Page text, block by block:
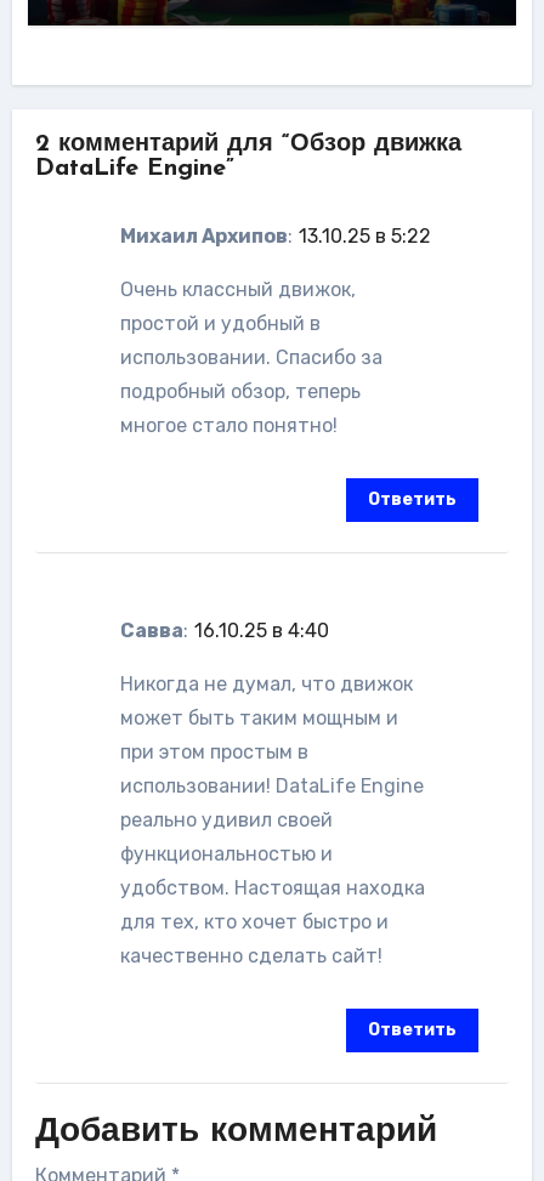
2 комментарий для “Обзор движка
DataLife Engine”
Михаил Архипов: 13.10.25 в 5:22
Очень классный движок,
простой и удобный в
использовании. Спасибо за
подробный обзор, теперь
многое стало понятно!
Ответить
Савва: 16.10.25 в 4:40
Никогда не думал, что движок
может быть таким мощным и
при этом простым в
использовании! DataLife Engine
реально удивил своей
функциональностью и
удобством. Настоящая находка
для тех, кто хочет быстро и
качественно сделать сайт!
Ответить
Добавить комментарий
Комментарий *